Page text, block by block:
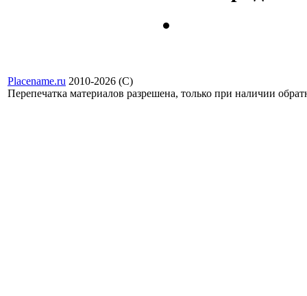
Placename.ru 2010-2026 (С)
Перепечатка материалов разрешена, только при наличии